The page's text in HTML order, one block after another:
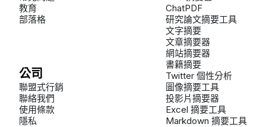
教育
部落格
公司
聯盟式行銷
聯絡我們
使用條款
隱私
ChatPDF
研究論文摘要工具
文字摘要
文章摘要器
網站摘要器
書籍摘要
Twitter 個性分析
圖像摘要工具
投影片摘要器
Excel 摘要工具
Markdown 摘要工具